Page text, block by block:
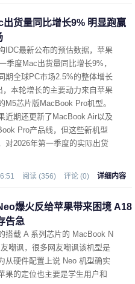
出货量同比增长9% 明显跑赢
IDC最新公布的预估数据，苹果
季度Mac出货量同比增长9%，
期全球PC市场2.5%的整体增长
，本轮增长的主要动力来自苹果
M5芯片版MacBook Pro机型。
近期还更新了MacBook Air以及
Pro产品线，但这些新机型
对2026年第一季度的实际出货
阅读 (356) 评论 (0) 详细内容
爆火反给苹果带来困境 A18
告急
搭载 A 系列芯片的 MacBook N
嘲讽，很多网友嘲讽该机型是
从硬件配置上说 Neo 机型确实
果的定位也主要是学生用户和